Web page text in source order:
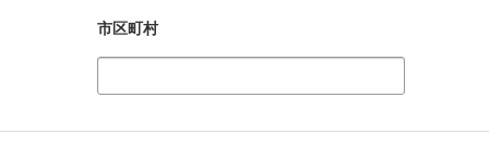
市区町村